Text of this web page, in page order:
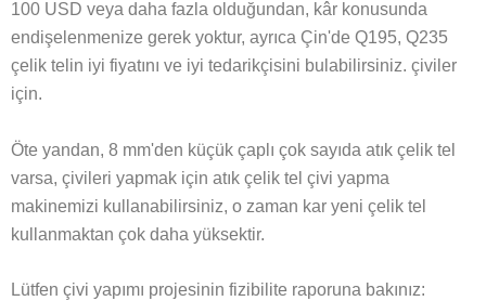
100 USD veya daha fazla olduğundan, kâr konusunda
endişelenmenize gerek yoktur, ayrıca Çin'de Q195, Q235
çelik telin iyi fiyatını ve iyi tedarikçisini bulabilirsiniz. çiviler
için.
Öte yandan, 8 mm'den küçük çaplı çok sayıda atık çelik tel
varsa, çivileri yapmak için atık çelik tel çivi yapma
makinemizi kullanabilirsiniz, o zaman kar yeni çelik tel
kullanmaktan çok daha yüksektir.
Lütfen çivi yapımı projesinin fizibilite raporuna bakınız: